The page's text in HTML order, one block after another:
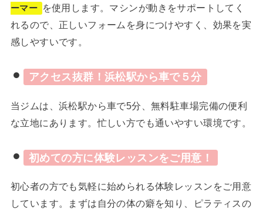
ーマー
を使用します。マシンが動きをサポートしてく
れるので、正しいフォームを身につけやすく、効果を実
感しやすいです。
アクセス抜群！浜松駅から車で５分
当ジムは、浜松駅から車で5分、無料駐車場完備の便利
な立地にあります。忙しい方でも通いやすい環境です。
初めての方に体験レッスンをご用意！
初心者の方でも気軽に始められる体験レッスンをご用意
しています。まずは自分の体の癖を知り、ピラティスの